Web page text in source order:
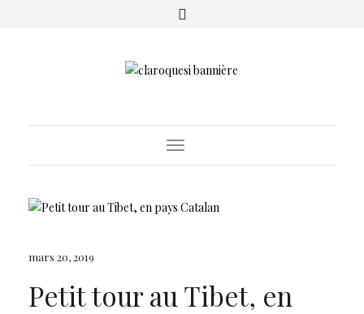
Toggle
Navigation
mars 20, 2019
Petit tour au Tibet, en